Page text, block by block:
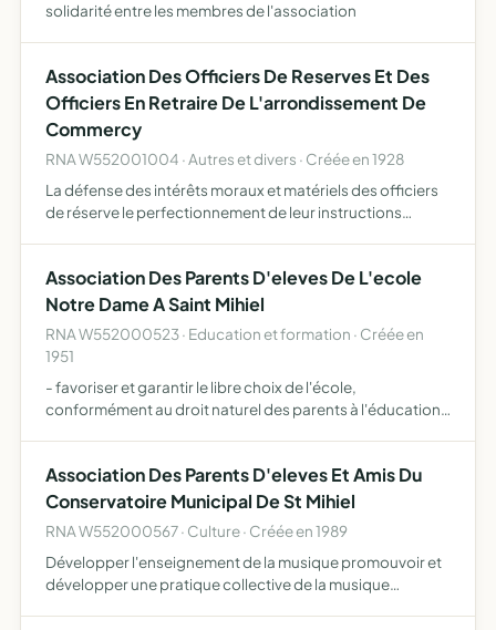
solidarité entre les membres de l'association
Association Des Officiers De Reserves Et Des
Officiers En Retraire De L'arrondissement De
Commercy
RNA W552001004 · Autres et divers · Créée en 1928
La défense des intérêts moraux et matériels des officiers
de réserve le perfectionnement de leur instructions
programmes r…
Association Des Parents D'eleves De L'ecole
Notre Dame A Saint Mihiel
RNA W552000523 · Education et formation · Créée en
1951
- favoriser et garantir le libre choix de l'école,
conformément au droit naturel des parents à l'éducation
Association Des Parents D'eleves Et Amis Du
Conservatoire Municipal De St Mihiel
RNA W552000567 · Culture · Créée en 1989
Développer l'enseignement de la musique promouvoir et
développer une pratique collective de la musique